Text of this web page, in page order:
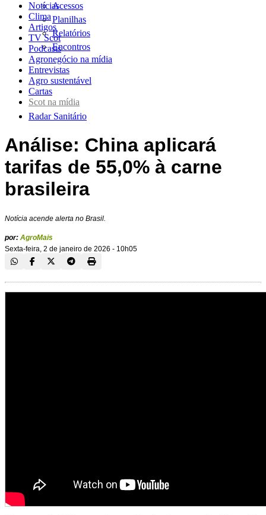
Acessos
Planilhas
Relatórios
Encontros
Notícias
Clima
Artigos
TV Scot
Podcasts
Agronegócio na mídia
Entrevistas
Agro sustentável
Cartas
Scot na mídia
Radar Sanitário
Análise: China aplicará
tarifas de 55,0% à carne
brasileira
Notícia acende alerta no Brasil.
por: AgroMais
Sexta-feira, 2 de janeiro de 2026 - 10h05